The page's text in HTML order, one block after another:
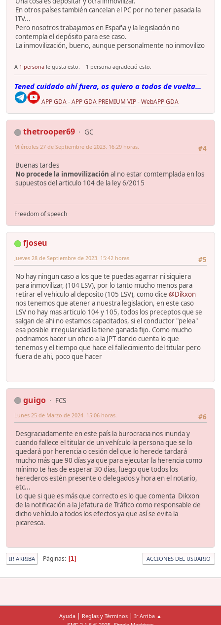
En otros países también cancelan el PC por no tener pasada la
ITV...
Pero nosotros trabajamos en España y la legislación no
contempla el depósito para ese caso.
La inmovilización, bueno, aunque personalmente no inmovilizo
A 1 persona le gusta esto. 1 persona agradeció esto.
Tened cuidado ahí fuera, os quiero a todos de vuelta...
APP GDA-APP GDA PREMIUM VIP-WebAPP GDA
thetrooper69
GC
#4
Miércoles 27 de Septiembre de 2023. 16:29 horas.
Buenas tardes
No procede la inmovilización al no estar comtemplada en los
supuestos del articulo 104 de la ley 6/2015
Freedom of speech
fjoseu
#5
Jueves 28 de Septiembre de 2023. 15:42 horas.
No hay ningun caso a los que te puedas agarrar ni siquiera
para inmovilizar, (104 LSV), por lo tanto mucho menos para
retirar el vehiculo al deposito (105 LSV), como dice @Dikxon
nos tenemos que atener a nuestra legislacion, en este caso
LSV no hay mas articulo 104 y 105, todos los preceptos que se
salgan de ahi no estamos capacitados, si el conductor "pelea"
esa posible irregularidad la tiene ganada fijo. Como mucho
podriamos hacer un oficio a la JPT dando cuenta lo que
tenemos y el tiempo que hace el fallecimiento del titular pero
fuera de ahi, poco que hacer
guigo
FCS
#6
Lunes 25 de Marzo de 2024. 15:06 horas.
Desgraciadamente en este país la burocracia nos inunda y
cuando fallece el titular de un vehículo la persona que se lo
quedará por herencia o cesión del que lo herede tardará
mucho más que 90 días ya que para ejecutar la herencia como
mínimo te has de esperar 30 días, luego que todos los
herederos estén presente o delegados y hora en el notario,
etc...
Lo que si que es más que correcto es lo que comenta Dikxon
de la notificación a la Jefatura de Tráfico como responsable de
dicho vehículo a todos los efectos ya que así se evita la
picaresca.
IR ARRIBA Páginas 1 ACCIONES DEL USUARIO
Ayuda | Reglas y Términos | Ir Arriba ▲